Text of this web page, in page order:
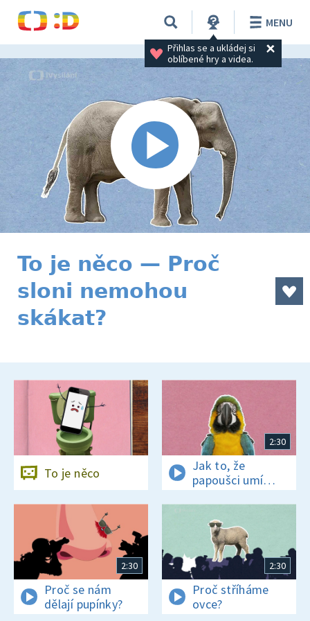
Přihlas se a ukládej si
oblíbené hry a videa.
MENU
To je něco — Proč
sloni nemohou
skákat?
To je něco
2:30
Jak to, že
papoušci umí
mluvit?
2:30
Proč se nám
dělají pupínky?
2:30
Proč stříháme
ovce?